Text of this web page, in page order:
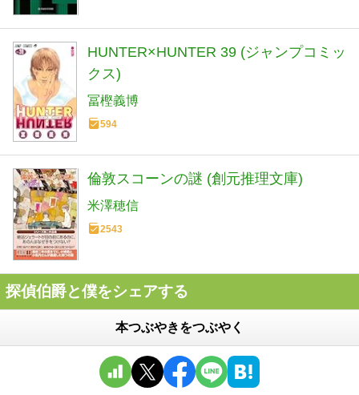
HUNTER×HUNTER 39 (ジャンプコミッ
クス)
冨樫義博
594
倫敦スコーンの謎 (創元推理文庫)
米澤穂信
2543
探偵伯爵と僕をシェアする
本つぶやきをつぶやく